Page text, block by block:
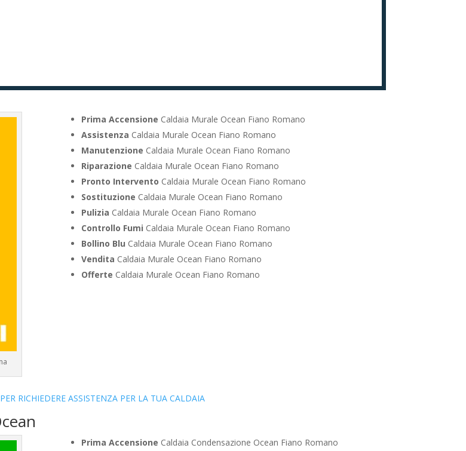
Prima Accensione Caldaia Murale Ocean Fiano Romano
Assistenza Caldaia Murale Ocean Fiano Romano
Manutenzione Caldaia Murale Ocean Fiano Romano
Riparazione Caldaia Murale Ocean Fiano Romano
Pronto Intervento Caldaia Murale Ocean Fiano Romano
Sostituzione Caldaia Murale Ocean Fiano Romano
Pulizia Caldaia Murale Ocean Fiano Romano
Controllo Fumi Caldaia Murale Ocean Fiano Romano
Bollino Blu Caldaia Murale Ocean Fiano Romano
Vendita Caldaia Murale Ocean Fiano Romano
Offerte Caldaia Murale Ocean Fiano Romano
RICHIEDERE ASSISTENZA PER LA TUA CALDAIA
Prima Accensione Caldaia Condensazione Ocean Fiano Romano